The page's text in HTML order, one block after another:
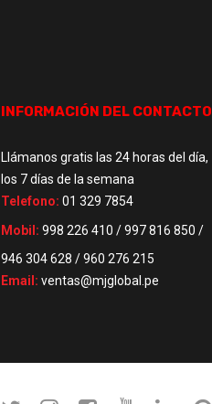
INFORMACIÓN DEL CONTACTO
Llámanos gratis las 24 horas del día,
los 7 días de la semana
Telefono: 01 329 7854
Mobil: 998 226 410 / 997 816 850 /
946 304 628 / 960 276 215
Email: ventas@mjglobal.pe